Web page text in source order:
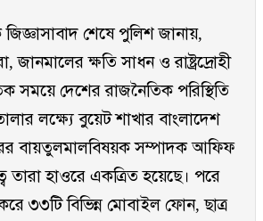
শেষে পুলিশ জানায়,
জানমালের ক্ষতি সাধন ও রাষ্ট্রদ্রোহী
সময়ে দেশের রাজনৈতিক পরিস্থিতি
লক্ষ্যে বুয়েট শাখার বাংলাদেশ
বায়তুলমালবিষয়ক সম্পাদক আফিফ
তারা হাওরে একত্রিত হয়েছে। পরে
৩৩টি বিভিন্ন মোবাইল ফোন, ছাত্র